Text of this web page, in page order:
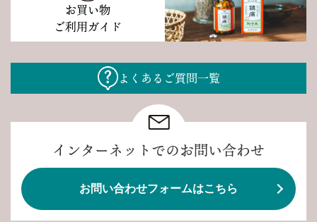
お買い物
ご利用ガイド
よくあるご質問一覧
インターネットでのお問い合わせ
お問い合わせフォームはこちら